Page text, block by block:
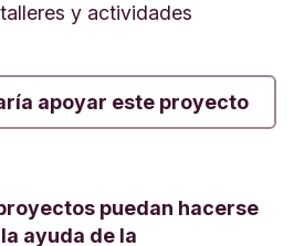
y actividades
apoyar este proyecto
puedan hacerse
ayuda de la